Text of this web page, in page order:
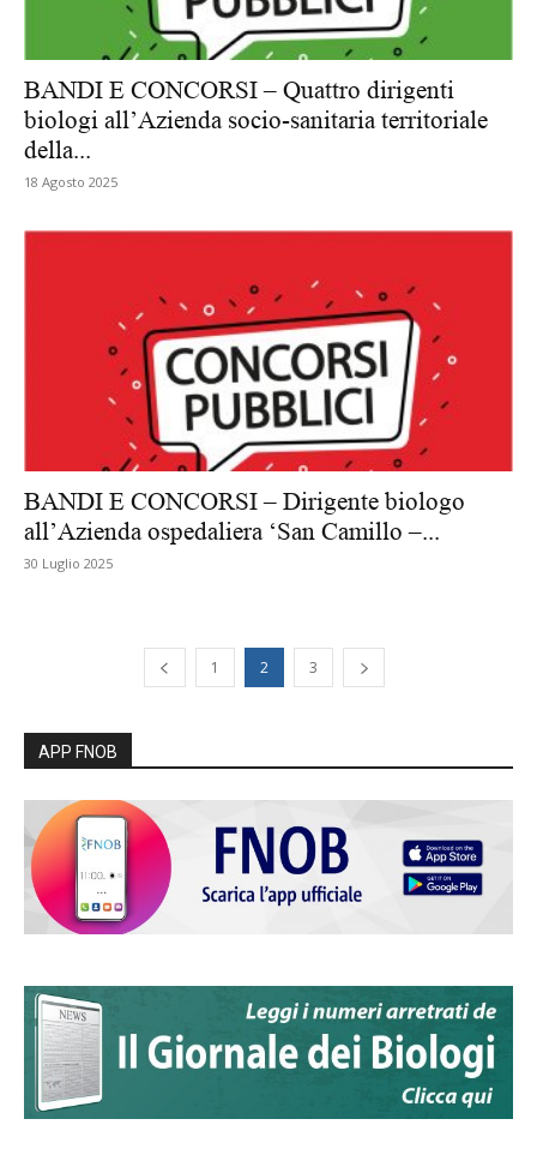
BANDI E CONCORSI – Quattro dirigenti
biologi all’Azienda socio-sanitaria territoriale
della...
18 Agosto 2025
BANDI E CONCORSI – Dirigente biologo
all’Azienda ospedaliera ‘San Camillo –...
30 Luglio 2025
1 2 3
APP FNOB